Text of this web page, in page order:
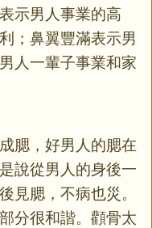
示男人事業的高
；鼻翼豐滿表示男
人一輩子事業和家
，好男人的腮在
說從男人的身後一
見腮，不病也災。
分很和諧。顴骨太